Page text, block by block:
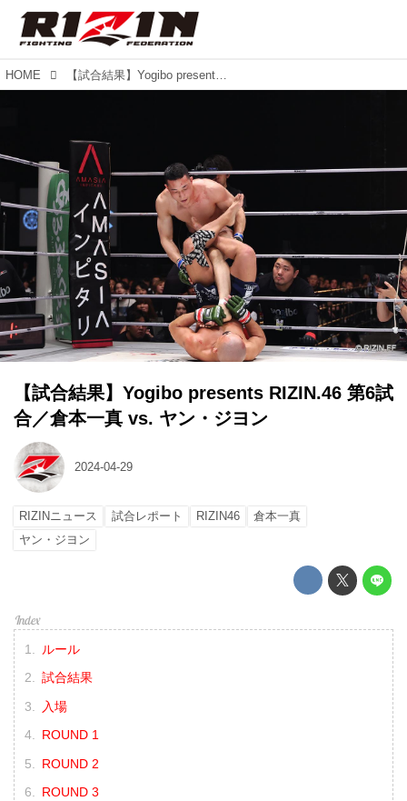
HOME 【試合結果】Yogibo presents RIZIN.46 第6試合／倉本一真 vs. ヤン・ジヨン
【試合結果】Yogibo presents RIZIN.46 第6試
合／倉本一真 vs. ヤン・ジヨン
2024-04-29
RIZINニュース 試合レポート RIZIN46
倉本一真
ヤン・ジヨン
ルール
試合結果
入場
ROUND 1
ROUND 2
ROUND 3